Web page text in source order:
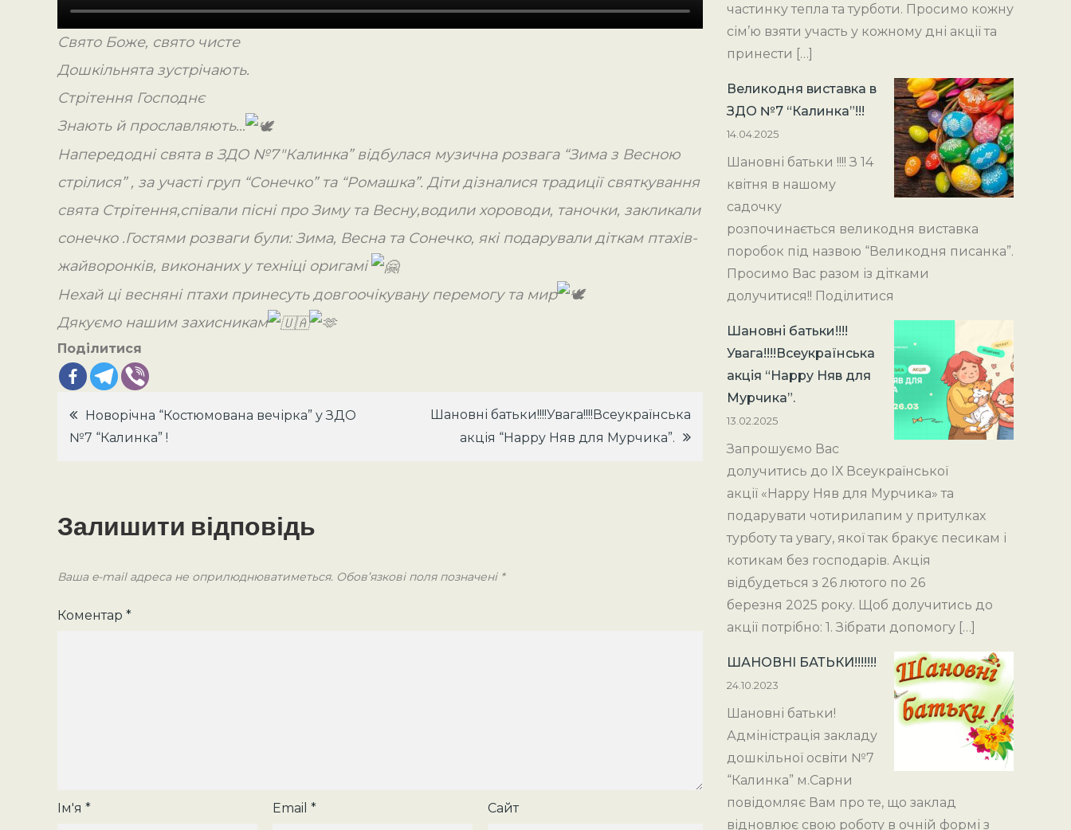
Свято Боже, свято чисте
Дошкільнята зустрічають.
Стрітення Господнє
Знають й прославляють…
Напередодні свята в ЗДО №7″Калинка” відбулася музична розвага “Зима з Весною
стрілися” , за участі груп “Сонечко” та “Ромашка”. Діти дізналися традиції святкування
свята Стрітення,співали пісні про Зиму та Весну,водили хороводи, таночки, закликали
сонечко .Гостями розваги були: Зима, Весна та Сонечко, які подарували діткам птахів-
жайворонків, виконаних у техніці оригамі
Нехай ці весняні птахи принесуть довгоочікувану перемогу та мир
Дякуємо нашим захисникам
Поділитися
Навігація
Новорічна “Костюмована вечірка” у ЗДО
№7 “Калинка” !
Шановні батьки!!!!Увага!!!!Всеукраїнська
акція “Happy Няв для Мурчика”.
Залишити відповідь
Ваша e-mail адреса не оприлюднюватиметься. Обов’язкові поля позначені *
Коментар *
Ім'я * Email * Сайт
частинку тепла та турботи. Просимо кожну
сім’ю взяти участь у кожному дні акції та
принести […]
Великодня виставка в
ЗДО №7 “Калинка”!!!
14.04.2025
Шановні батьки !!!! З 14
квітня в нашому
садочку
розпочинається великодня виставка
поробок під назвою “Великодня писанка”.
Просимо Вас разом із дітками
долучитися!! Поділитися
Шановні батьки!!!!
Увага!!!!Всеукраїнська
акція “Happy Няв для
Мурчика”.
13.02.2025
Запрошуємо Вас
долучитись до ІХ Всеукраїнської
акції «Happy Няв для Мурчика» та
подарувати чотирилапим у притулках
турботу та увагу, якої так бракує песикам і
котикам без господарів. Акція
відбудеться з 26 лютого по 26
березня 2025 року. Щоб долучитись до
акції потрібно: 1. Зібрати допомогу […]
ШАНОВНІ БАТЬКИ!!!!!!!
24.10.2023
Шановні батьки!
Адміністрація закладу
дошкільної освіти №7
“Калинка” м.Сарни
повідомляє Вам про те, що заклад
відновлює свою роботу в очній формі з